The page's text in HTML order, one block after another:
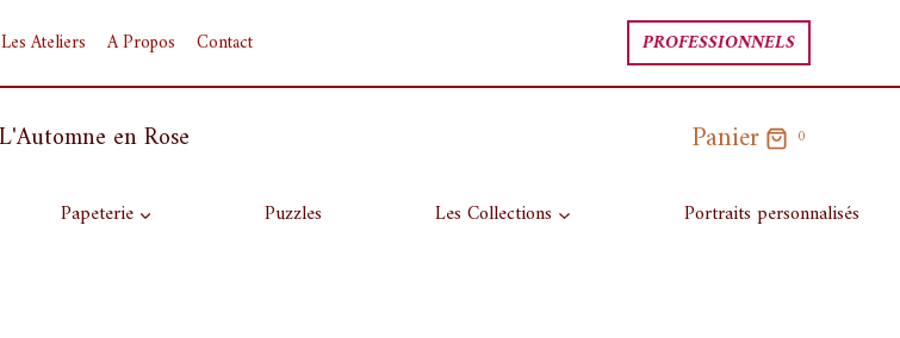
Les Ateliers A Propos Contact PROFESSIONNELS
Panier 0
Papeterie Puzzles Les Collections Portraits personnalisés